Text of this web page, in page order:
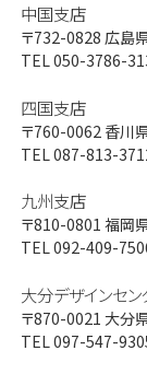
中国支店
〒732-0828 広島
TEL 050-3786-
四国支店
〒760-0062 香川
TEL 087-813-
九州支店
〒810-0801 福岡
TEL 092-409-
大分デザインセン
〒870-0021 大分
TEL 097-547-